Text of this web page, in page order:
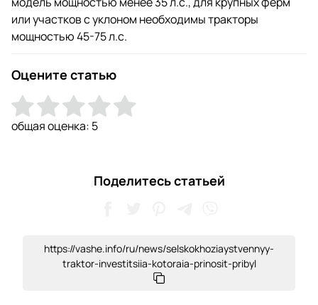
или участков с уклоном необходимы тракторы
мощностью 45-75 л.с.
Оцените статью
общая оценка: 5
Поделитесь статьей
https://vashe.info/ru/news/selskokhoziaystvennyy-
traktor-investitsiia-kotoraia-prinosit-pribyl